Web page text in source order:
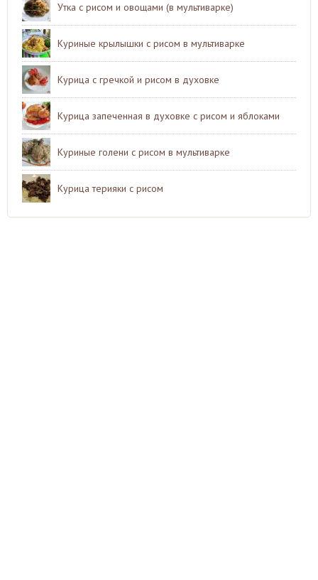
Утка с рисом и овощами (в мультиварке)
Куриные крылышки с рисом в мультиварке
Курица с гречкой и рисом в духовке
Курица запеченная в духовке с рисом и яблоками
Куриные голени с рисом в мультиварке
Курица терияки с рисом